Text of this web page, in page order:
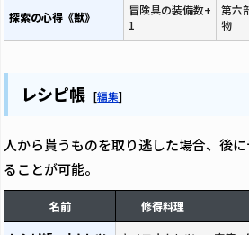
探索の心得《獣》
冒険具の装備数+
1
第六
物
レシピ帳 [編集]
人から貰うものを取り逃した場合、後
ることが可能。
名前 修得料理